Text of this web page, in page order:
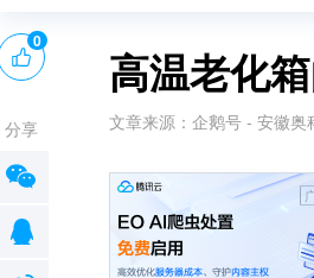
高温老化
文章来源： 企鹅号 - 安徽奥
0
分享